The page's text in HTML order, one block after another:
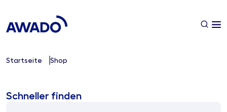
Startseite Shop
Schneller finden